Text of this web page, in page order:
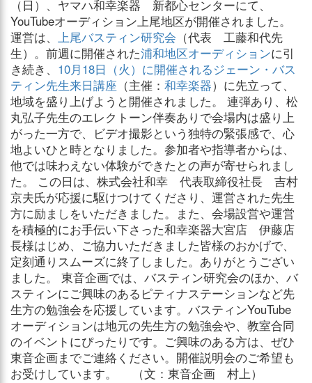
（日）、ヤマハ和幸楽器 新都心センターにて、
YouTubeオーディション上尾地区が開催されました。
運営は、 上尾バスティン研究会 （代表 工藤和代先
生）。前週に開催された浦和地区オーディションに引
き続き、 10月18日（火）に開催されるジェーン・バス
ティン先生来日講座 （主催： 和幸楽器）に先立って、
地域を盛り上げようと開催されました。 連弾あり、松
丸弘子先生のエレクトーン伴奏ありで会場内は盛り上
がった一方で、ビデオ撮影という独特の緊張感で、心
地よいひと時となりました。参加者や指導者からは、
他では味わえない体験ができたとの声が寄せられまし
た。 この日は、株式会社和幸 代表取締役社長 吉村
京夫氏が応援に駆けつけてくださり、運営された先生
方に励ましをいただきました。また、会場設営や運営
を積極的にお手伝い下さった和幸楽器大宮店 伊藤店
長様はじめ、ご協力いただきました皆様のおかげで、
定刻通りスムーズに終了しました。ありがとうござい
ました。 東音企画では、バスティン研究会のほか、バ
スティンにご興味のあるピティナステーションなど先
生方の勉強会を応援しています。バスティンYouTube
オーディションは地元の先生方の勉強会や、教室合同
のイベントにぴったりです。ご興味のある方は、ぜひ
東音企画までご連絡ください。開催説明会のご希望も
お受けしています。 （文：東音企画 村上）